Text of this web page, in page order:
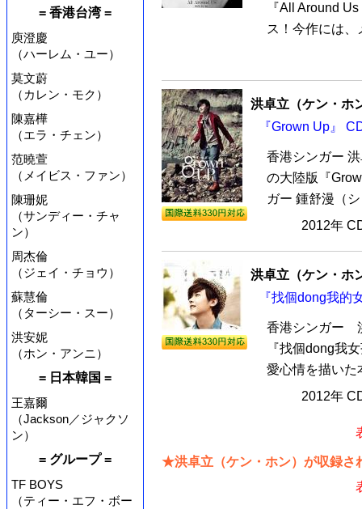
= 香港台湾 =
庾澄慶
（ハーレム・ユー）
莫文蔚
（カレン・モク）
陳嘉樺
（エラ・チェン）
范曉萱
（メイビス・ファン）
陳珊妮
（サンディー・チャ
ン）
周杰倫
（ジェイ・チョウ）
蘇慧倫
（ターシー・スー）
洪安妮
（ホン・アンニ）
= 日本韓国 =
王嘉爾
（Jackson／ジャクソ
ン）
= グループ =
TF BOYS
（ティー・エフ・ボー
『All Around
ス！今作には
洪卓立（ケン・ホ
『Grown Up』
香港シンガー
の大陸版『
ガー 鍾舒漫（
2012年
洪卓立（ケン・ホ
『找個dong我的
香港シンガー
『找個dong我
愛心情を描いた
2012年
★洪卓立（ケン・ホン）が収録さ